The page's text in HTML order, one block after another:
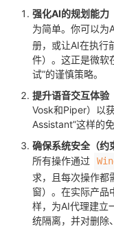
强化AI的规划能力
为简单。你可以为
册，或让AI在执行
件）。这正是微软
试”的谨慎策略。
提升语音交互体验
Vosk和Piper）以
Assistant”这样的
确保系统安全（约
所有操作通过
求，且每次操作都
窗）。在实际产品
样，为AI代理建立
统隔离，并对删除